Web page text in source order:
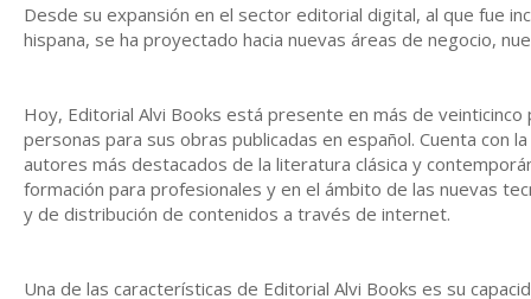
Desde su expansión en el sector editorial digital, al que fue
hispana, se ha proyectado hacia nuevas áreas de negocio,
Hoy, Editorial Alvi Books está presente en más de
personas para sus obras publicadas en español. Cuenta con
autores más destacados de la literatura clásica y
formación para profesionales y en el ámbito de las nuevas
y de distribución de contenidos a través de internet.
Una de las características de Editorial Alvi Books es su